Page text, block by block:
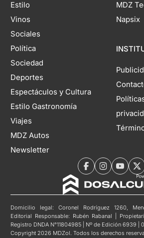
Estilo
Vinos
Sociales
Política
Sociedad
Deportes
Espectáculos y Cultura
Estilo Gastronomía
Viajes
MDZ Autos
Newsletter
MDZ
Napsix
Domicilio legal: Coronel Rodríguez 1260,
Editorial Responsable: Rubén Rabanal |
Registro DNDA N°11804985 | Nº de Edición 6939 |
Copyright 2026 MDZol. Todos los derechos